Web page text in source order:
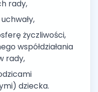
rady,
życzliwości,
współdziałania
rady,
dziecka.